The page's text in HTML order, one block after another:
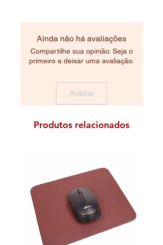
Ainda não há avaliações
Compartilhe sua opinião. Seja o
primeiro a deixar uma avaliação.
Avaliar
Produtos relacionados